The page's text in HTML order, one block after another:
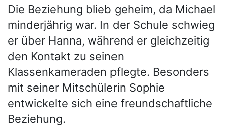
Die Beziehung blieb geheim, da Michael
minderjährig war. In der Schule schwieg
er über Hanna, während er gleichzeitig
den Kontakt zu seinen
Klassenkameraden pflegte. Besonders
mit seiner Mitschülerin Sophie
entwickelte sich eine freundschaftliche
Beziehung.